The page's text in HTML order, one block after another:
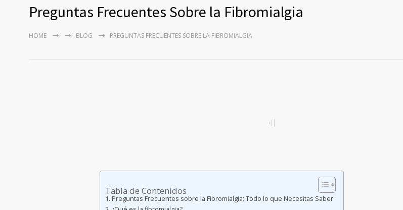
Preguntas Frecuentes Sobre la Fibromialgia
HOME BLOG PREGUNTAS FRECUENTES SOBRE LA FIBROMIALGIA
Tabla de Contenidos
Preguntas Frecuentes sobre la Fibromialgia: Todo lo que Necesitas Saber